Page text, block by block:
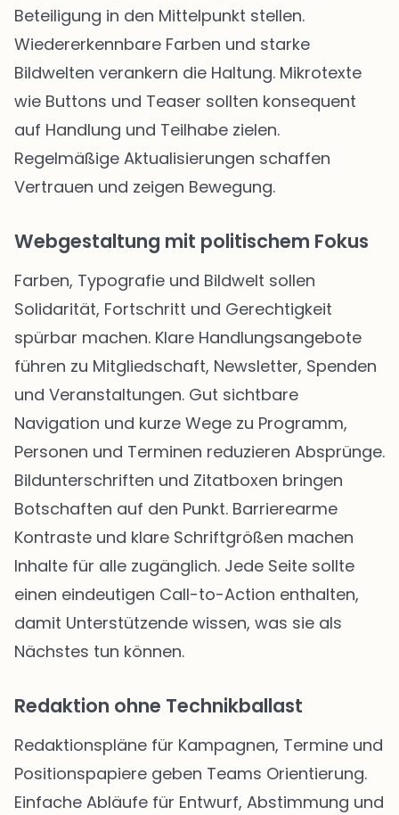
Beteiligung in den Mittelpunkt stellen.
Wiedererkennbare Farben und starke
Bildwelten verankern die Haltung. Mikrotexte
wie Buttons und Teaser sollten konsequent
auf Handlung und Teilhabe zielen.
Regelmäßige Aktualisierungen schaffen
Vertrauen und zeigen Bewegung.
Webgestaltung mit politischem Fokus
Farben, Typografie und Bildwelt sollen
Solidarität, Fortschritt und Gerechtigkeit
spürbar machen. Klare Handlungsangebote
führen zu Mitgliedschaft, Newsletter, Spenden
und Veranstaltungen. Gut sichtbare
Navigation und kurze Wege zu Programm,
Personen und Terminen reduzieren Absprünge.
Bildunterschriften und Zitatboxen bringen
Botschaften auf den Punkt. Barrierearme
Kontraste und klare Schriftgrößen machen
Inhalte für alle zugänglich. Jede Seite sollte
einen eindeutigen Call-to-Action enthalten,
damit Unterstützende wissen, was sie als
Nächstes tun können.
Redaktion ohne Technikballast
Redaktionspläne für Kampagnen, Termine und
Positionspapiere geben Teams Orientierung.
Einfache Abläufe für Entwurf, Abstimmung und